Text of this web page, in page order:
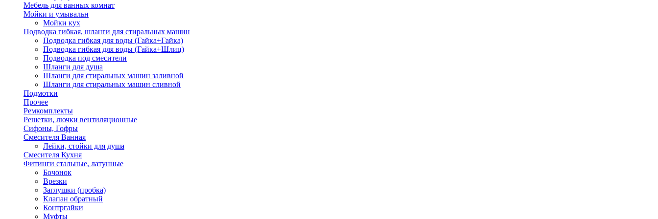
Мебель для ванных комнат
Мойки и умывальн
Мойки кух
Подводка гибкая, шланги для стиральных машин
Подводка гибкая для воды (Гайка+Гайка)
Подводка гибкая для воды (Гайка+Шлиц)
Подводка под смесители
Шланги для душа
Шланги для стиральных машин заливной
Шланги для стиральных машин сливной
Подмотки
Прочее
Ремкомплекты
Решетки, лючки вентиляционные
Сифоны, Гофры
Смесителя Ванная
Лейки, стойки для душа
Смесителя Кухня
Фитинги стальные, латунные
Бочонок
Врезки
Заглушки (пробка)
Клапан обратный
Контргайки
Муфты